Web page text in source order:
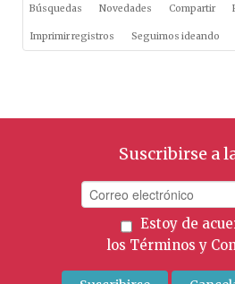
Búsquedas Novedades Compartir
Imprimir registros Seguimos ideando
Suscribirse a
Estoy de
los Términos y